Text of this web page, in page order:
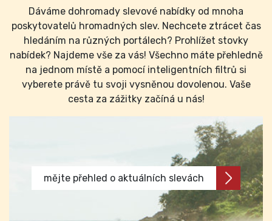
Dáváme dohromady slevové nabídky od mnoha
poskytovatelů hromadných slev. Nechcete ztrácet čas
hledáním na různých portálech? Prohlížet stovky
nabídek? Najdeme vše za vás! Všechno máte přehledně
na jednom místě a pomocí inteligentních filtrů si
vyberete právě tu svoji vysněnou dovolenou. Vaše
cesta za zážitky začíná u nás!
mějte přehled o aktuálních slevách